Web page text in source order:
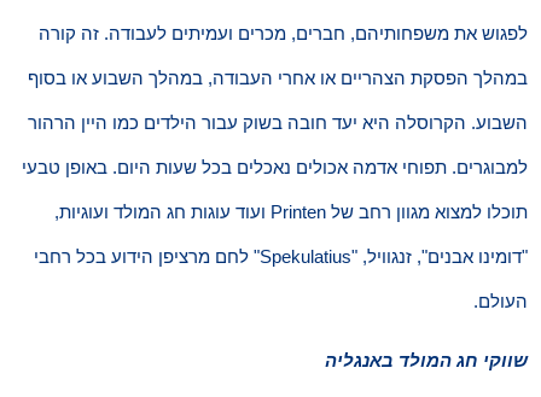
לפגוש את משפחותיהם, חברים, מכרים ועמיתים לעבודה. זה קורה
במהלך הפסקת הצהריים או אחרי העבודה, במהלך השבוע או בסוף
השבוע. הקרוסלה היא יעד חובה בשוק עבור הילדים כמו היין הרהור
למבוגרים. תפוחי אדמה אכולים נאכלים בכל שעות היום. באופן טבעי
תוכלו למצוא מגוון רחב של Printen ועוד עוגות חג המולד ועוגיות,
"דומינו אבנים", זנגוויל, "Spekulatius" לחם מרציפן הידוע בכל רחבי
העולם.
שווקי חג המולד באנגליה